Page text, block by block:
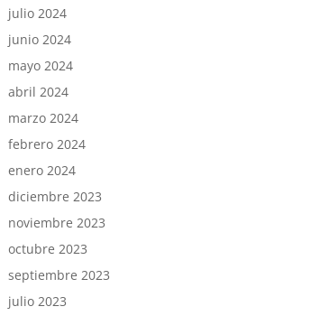
julio 2024
junio 2024
mayo 2024
abril 2024
marzo 2024
febrero 2024
enero 2024
diciembre 2023
noviembre 2023
octubre 2023
septiembre 2023
julio 2023